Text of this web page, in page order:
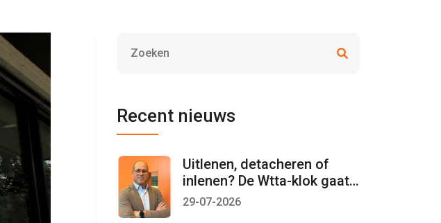
Recent nieuws
Uitlenen, detacheren of
inlenen? De Wtta-klok gaat
per 1 januari 2027 lopen
29-07-2026